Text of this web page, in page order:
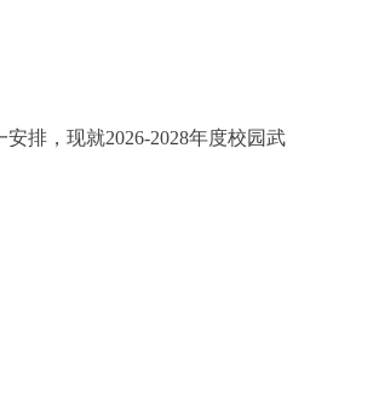
排，现就2026-2028年度校园武